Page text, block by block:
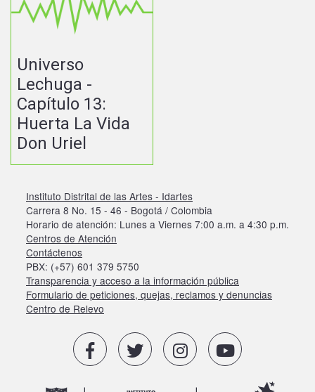
Universo
Lechuga -
Capítulo 13:
Huerta La Vida
Don Uriel
Instituto Distrital de las Artes - Idartes
Carrera 8 No. 15 - 46 - Bogotá / Colombia
Horario de atención: Lunes a Viernes 7:00 a.m. a 4:30 p.m.
Centros de Atención
Contáctenos
PBX: (+57) 601 379 5750
Transparencia y acceso a la información pública
Formulario de peticiones, quejas, reclamos y denuncias
Centro de Relevo